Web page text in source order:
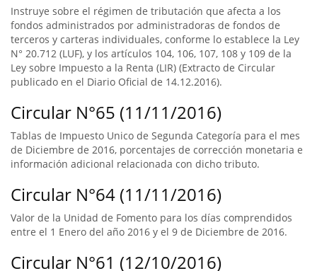
Instruye sobre el régimen de tributación que afecta a los
fondos administrados por administradoras de fondos de
terceros y carteras individuales, conforme lo establece la Ley
N° 20.712 (LUF), y los artículos 104, 106, 107, 108 y 109 de la
Ley sobre Impuesto a la Renta (LIR) (Extracto de Circular
publicado en el Diario Oficial de 14.12.2016).
Circular N°65 (11/11/2016)
Tablas de Impuesto Unico de Segunda Categoría para el mes
de Diciembre de 2016, porcentajes de corrección monetaria e
información adicional relacionada con dicho tributo.
Circular N°64 (11/11/2016)
Valor de la Unidad de Fomento para los días comprendidos
entre el 1 Enero del año 2016 y el 9 de Diciembre de 2016.
Circular N°61 (12/10/2016)